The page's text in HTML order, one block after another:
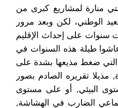
منارة لمشاريع كبرى من
الوطني، لكن وبعد مرور
سنوات على إحداث الإقليم
طيلة هذه السنوات في
التي ضغط مذيعها بشدة على
مذيلا تقريره الصادم بصور
البيئي, أو على مستوى
الضارب في الهشاشة,